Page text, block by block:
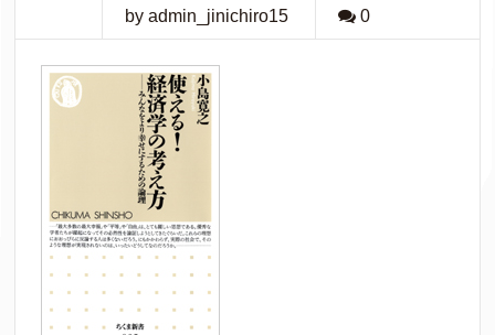
by admin_jinichiro15 0